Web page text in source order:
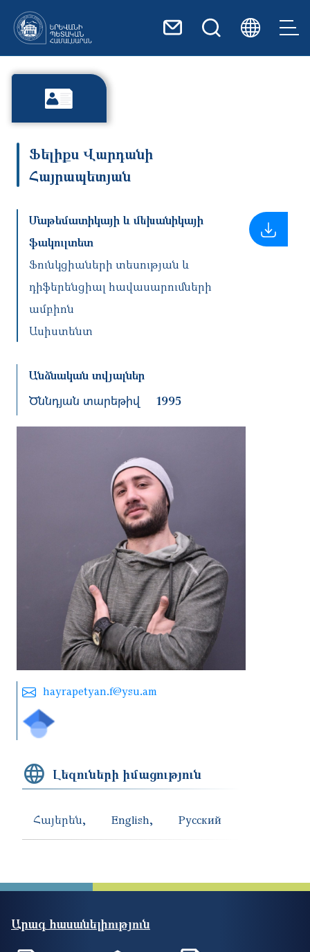
hayrapetyan.f@ysu.am
Ֆելիքս Վարդանի
Հայրապետյան
Մաթեմատիկայի և մեխանիկայի
ֆակուլտետ
Ֆունկցիաների տեսության և
դիֆերենցիալ հավասարումների
ամբիոն
Ասիստենտ
Անձնական տվյալներ
Ծննդյան տարեթիվ 1995
Լեզուների իմացություն
Հայերեն English Русский
Արագ հասանելիություն